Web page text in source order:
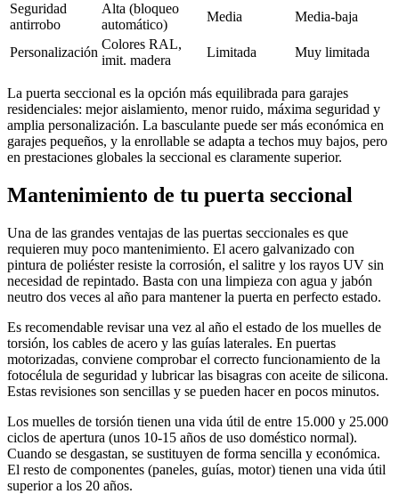
Seguridad
antirrobo
Alta (bloqueo
automático)
Media Media-baja
Personalización
Colores RAL,
imit. madera
Limitada Muy limitada
La puerta seccional es la opción más equilibrada para garajes
residenciales: mejor aislamiento, menor ruido, máxima seguridad y
amplia personalización. La basculante puede ser más económica en
garajes pequeños, y la enrollable se adapta a techos muy bajos, pero
en prestaciones globales la seccional es claramente superior.
Mantenimiento de tu puerta seccional
Una de las grandes ventajas de las puertas seccionales es que
requieren muy poco mantenimiento. El acero galvanizado con
pintura de poliéster resiste la corrosión, el salitre y los rayos UV sin
necesidad de repintado. Basta con una limpieza con agua y jabón
neutro dos veces al año para mantener la puerta en perfecto estado.
Es recomendable revisar una vez al año el estado de los muelles de
torsión, los cables de acero y las guías laterales. En puertas
motorizadas, conviene comprobar el correcto funcionamiento de la
fotocélula de seguridad y lubricar las bisagras con aceite de silicona.
Estas revisiones son sencillas y se pueden hacer en pocos minutos.
Los muelles de torsión tienen una vida útil de entre 15.000 y 25.000
ciclos de apertura (unos 10-15 años de uso doméstico normal).
Cuando se desgastan, se sustituyen de forma sencilla y económica.
El resto de componentes (paneles, guías, motor) tienen una vida útil
superior a los 20 años.